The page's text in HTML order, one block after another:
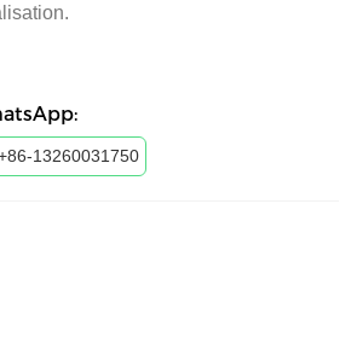
13260031750